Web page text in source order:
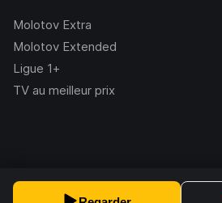
Molotov Extra
Molotov Extended
Ligue 1+
TV au meilleur prix